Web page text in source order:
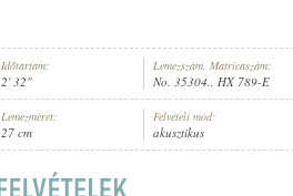
FARKAS PALI CIGÁNYZENEKARA
Időtartam:
2' 32"
Lemezszám, Matricaszám:
No. 35304., HX 789-E
Lemezméret:
27 cm
Felvételi mód:
akusztikus